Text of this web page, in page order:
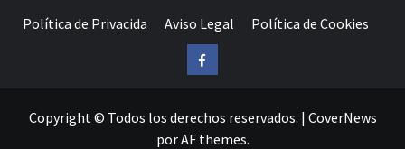
Política de Privacida Aviso Legal Política de Cookies
Facebook
Copyright © Todos los derechos reservados. | CoverNews
por AF themes.